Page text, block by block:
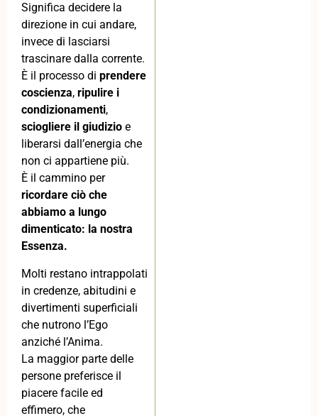
Significa decidere la
direzione in cui andare,
invece di lasciarsi
trascinare dalla corrente.
È il processo di prendere
coscienza, ripulire i
condizionamenti,
sciogliere il giudizio e
liberarsi dall’energia che
non ci appartiene più.
È il cammino per
ricordare ciò che
abbiamo a lungo
dimenticato: la nostra
Essenza.
Molti restano intrappolati
in credenze, abitudini e
divertimenti superficiali
che nutrono l’Ego
anziché l’Anima.
La maggior parte delle
persone preferisce il
piacere facile ed
effimero, che